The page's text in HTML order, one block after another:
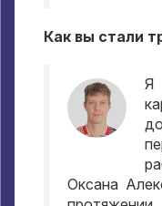
Как вы стали
Я
Оксана